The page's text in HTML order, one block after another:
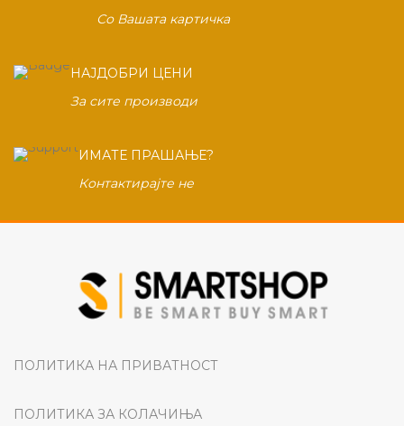
Со Вашата картичка
НАЈДОБРИ ЦЕНИ
За сите производи
ИМАТЕ ПРАШАЊЕ?
Контактирајте не
ПОЛИТИКА НА ПРИВАТНОСТ
ПОЛИТИКА ЗА КОЛАЧИЊА